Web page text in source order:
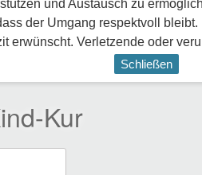
und Austausch zu
der Umgang respektvoll
erwünscht. Verletzende oder
Schließen
Kur